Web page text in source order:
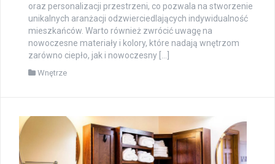
oraz personalizacji przestrzeni, co pozwala na stworzenie
unikalnych aranżacji odzwierciedlających indywidualność
mieszkańców. Warto również zwrócić uwagę na
nowoczesne materiały i kolory, które nadają wnętrzom
zarówno ciepło, jak i nowoczesny […]
Wnętrze